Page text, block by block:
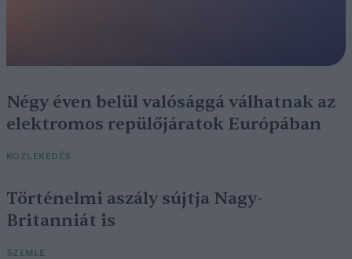
Négy éven belül valósággá válhatnak az
elektromos repülőjáratok Európában
KÖZLEKEDÉS
Történelmi aszály sújtja Nagy-
Britanniát is
SZEMLE